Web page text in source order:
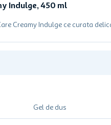
Indulge, 450 ml
Creamy Indulge ce curata
Gel de dus